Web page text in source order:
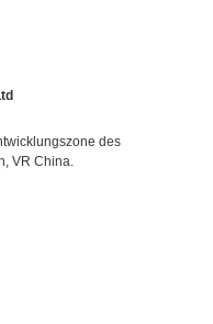
des
VR China.